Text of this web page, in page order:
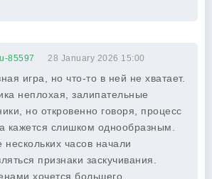
85597 28 January 2026 15:00
игра, но что-то в ней не хватает.
неплохая, залипательные
но откровенно говоря, процесс
кажется слишком однообразным.
нескольких часов начали
признаки заскучивания.
хочется большего